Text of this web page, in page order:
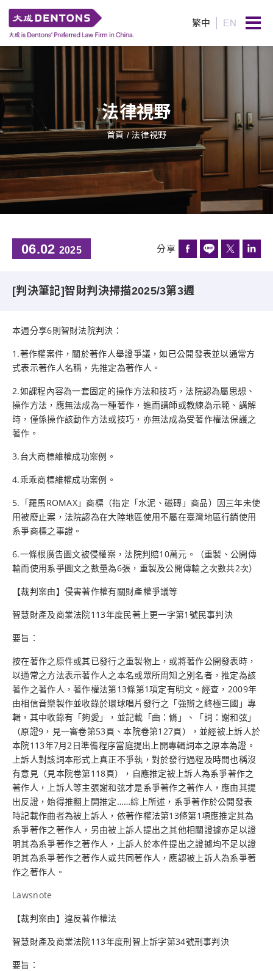
繁中 EN
法律視野
首頁/ 法律視野
06.02 2025 分享
[判決筆記]智財判決掃描2025/3第3週
本週分享6則智財法院判決：
1.著作權案件，關於著作人舉證爭議，如已公開發表並以通常方
式表示著作人名稱，先推定為著作人。
2.如課程內容為一套固定的操作方法和技巧，法院認為屬思想、
操作方法，應無法成為一種著作，進而講師或教練為示範、講解
時，僅係操作該動作方法或技巧，亦無法成為受著作權法保護之
著作。
3.台大商標維權成功案例。
4.乖乖商標維權成功案例。
5.「羅馬ROMAX」商標（指定「水泥、磁磚」商品）因三年未使
用被廢止案，法院認為在大陸地區使用不屬在臺灣地區行銷使用
系爭商標之事證。
6.一條根廣告圖文被侵權案，法院判賠10萬元。（重製、公開傳
輸而使用系爭圖文之數量為6張，重製及公開傳輸之次數共2次）
【裁判案由】侵害著作權有關財產權爭議等
智慧財產及商業法院113年度民著上更一字第1號民事判決
要旨：
按在著作之原件或其已發行之重製物上，或將著作公開發表時，
以通常之方法表示著作人之本名或眾所周知之別名者，推定為該
著作之著作人，著作權法第13條第1項定有明文。經查，2009年
由相信音樂製作並收錄於環球唱片發行之「強辯之終極三國」專
輯，其中收錄有「夠愛」，並記載「曲：脩」、「詞：謝和弦」
（原證9，見一審卷第53頁、本院卷第127頁），並經被上訴人於
本院113年7月2日準備程序當庭提出上開專輯詞本之原本為證。
上訴人對該詞本形式上真正不爭執，對於發行過程及時間也稱沒
有意見（見本院卷第118頁），自應推定被上訴人為系爭著作之
著作人，上訴人等主張謝和弦才是系爭著作之著作人，應由其提
出反證，始得推翻上開推定……綜上所述，系爭著作於公開發表
時記載作曲者為被上訴人，依著作權法第13條第1項應推定其為
系爭著作之著作人，另由被上訴人提出之其他相關證據亦足以證
明其為系爭著作之著作人，上訴人於本件提出之證據均不足以證
明其為系爭著作之著作人或共同著作人，應認被上訴人為系爭著
作之著作人。
Lawsnote
【裁判案由】違反著作權法
智慧財產及商業法院113年度刑智上訴字第34號刑事判決
要旨：